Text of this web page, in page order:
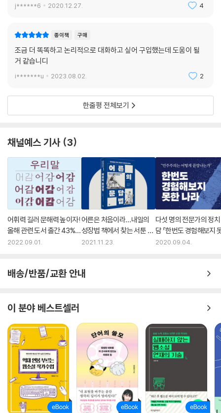
j******6 2020.12.27. 4
종이책 구매
조금 더 똑똑하고 논리적으로 대화하고 싶어 구입했는데 도움이 될
거 같습니디
i*******u 2023.08.02. 2
한줄평 전체보기
채널예스 기사 3
어휘력 길러 문해력 높이자!
올해 관련 도서 출간 43%
증가
2022.09.01.
어른은 처음이라…내일의
성장법 책에서 찾는 서툰 어
른들
2021.11.23.
다섯 명의 전문가의 정
담 『한번도 경험해보지
나라』 2주 연속 1위
2020.09.04.
배송/반품/교환 안내
이 분야 베스트셀러